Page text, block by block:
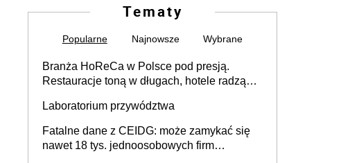
Tematy
Popularne Najnowsze Wybrane
Branża HoReCa w Polsce pod presją.
Restauracje toną w długach, hotele radzą
Laboratorium przywództwa
Fatalne dane z CEIDG: może zamykać się
nawet 18 tys. jednoosobowych firm